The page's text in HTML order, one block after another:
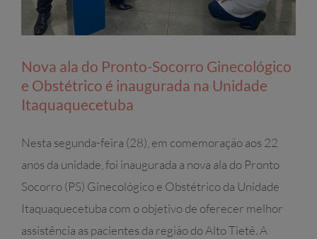
Nova ala do Pronto-Socorro Ginecológico
e Obstétrico é inaugurada na Unidade
Itaquaquecetuba
Nesta segunda-feira (28), em comemoração aos 22
anos da unidade, foi inaugurada a nova ala do Pronto
Socorro (PS) Ginecológico e Obstétrico da Unidade
Itaquaquecetuba com o objetivo de oferecer melhor
assistência as pacientes da região do Alto Tietê. A